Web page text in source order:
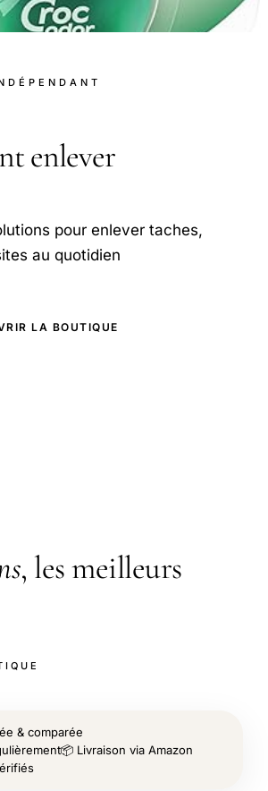
enlever
pour enlever taches,
au quotidien
LA BOUTIQUE
, les meilleurs
& comparée
📦 Livraison via Amazon